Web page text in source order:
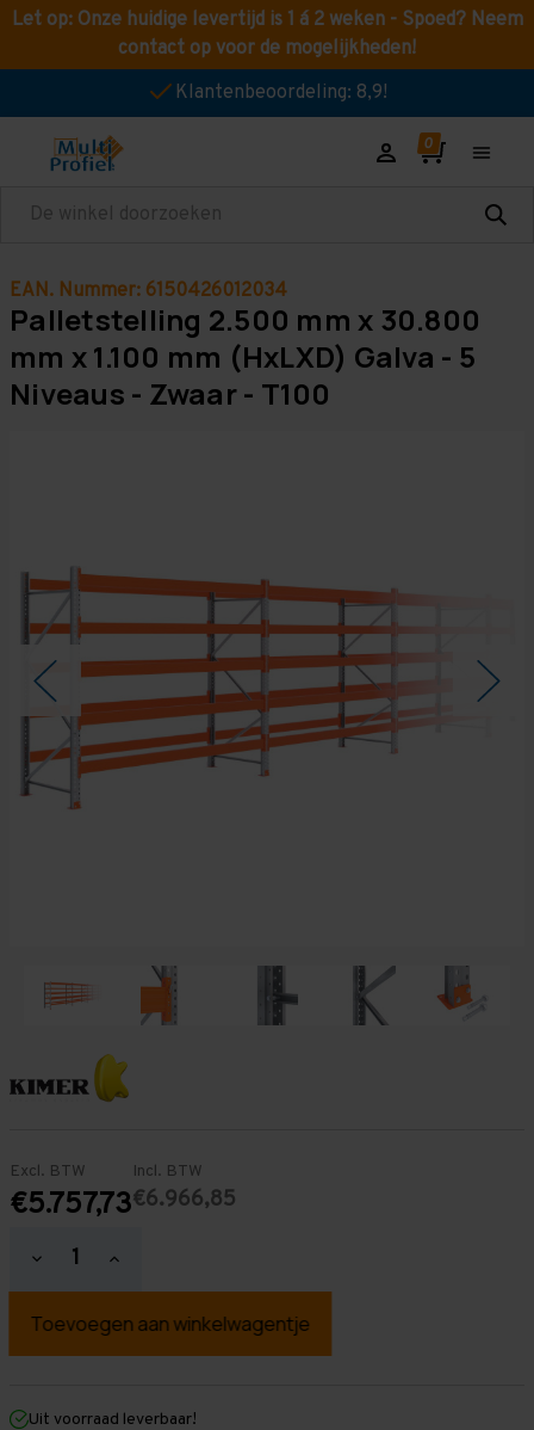
Let op: Onze huidige levertijd is 1 á 2 weken - Spoed? Neem
contact op voor de mogelijkheden!
Klantenbeoordeling: 8,9!
Zoeken
EAN. Nummer: 6150426012034
Palletstelling 2.500 mm x 30.800
mm x 1.100 mm (HxLXD) Galva - 5
Niveaus - Zwaar - T100
Excl. BTW
€5.757,73
Incl. BTW
€6.966,85
Hoeveelheid
verlagen
Palletstelling
mm
mm
Hoeveelheid
verhogen
Palletstelling
mm
mm
Uit voorraad leverbaar!